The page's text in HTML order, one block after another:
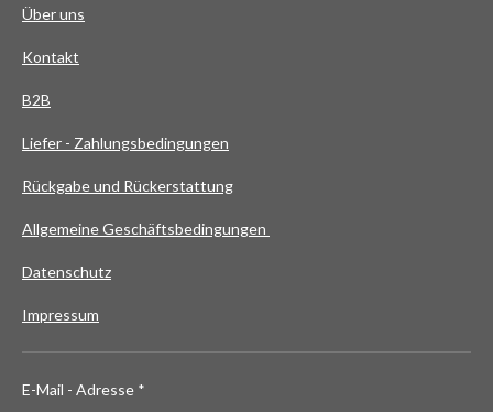
Über uns
Kontakt
B2B
Liefer - Zahlungsbedingungen
Rückgabe und Rückerstattung
Allgemeine Geschäftsbedingungen
Datenschutz
Impressum
E-Mail - Adresse *